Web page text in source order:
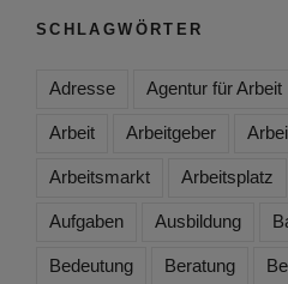
SCHLAGWÖRTER
Adresse Agentur für Arbeit
Arbeit Arbeitgeber
Arbeitsmarkt Arbeitsplatz
Aufgaben Ausbildung
Bedeutung Beratung